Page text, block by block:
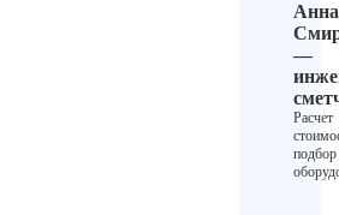
Анна
—
Расчет
подбор